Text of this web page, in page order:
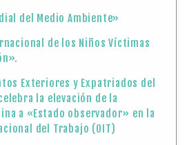
del Medio Ambiente»
de los Niños Víctimas
Exteriores y Expatriados del
la elevación de la
a «Estado observador» en la
del Trabajo (OIT)